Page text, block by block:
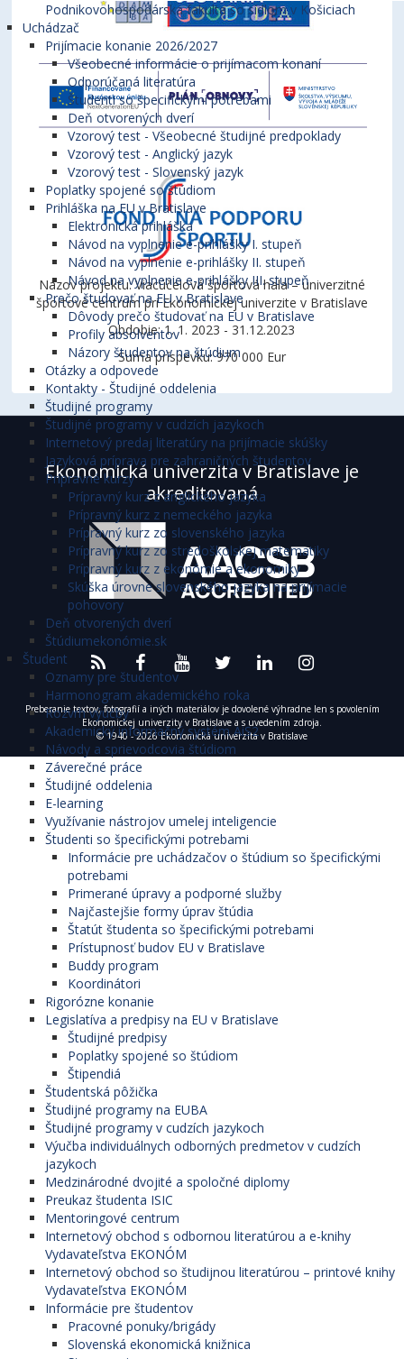
Podnikovohospodárska fakulta so sídlom v Košiciach
Uchádzač
Prijímacie konanie 2026/2027
Všeobecné informácie o prijímacom konaní
Odporúčaná literatúra
Študenti so špecifickými potrebami
Deň otvorených dverí
Vzorový test - Všeobecné študijné predpoklady
Vzorový test - Anglický jazyk
Vzorový test - Slovenský jazyk
Poplatky spojené so štúdiom
Prihláška na EU v Bratislave
Elektronická prihláška
Návod na vyplnenie e-prihlášky I. stupeň
Návod na vyplnenie e-prihlášky II. stupeň
Návod na vyplnenie e-prihlášky III. stupeň
Prečo študovať na EU v Bratislave
Dôvody prečo študovať na EU v Bratislave
Profily absolventov
Názory študentov na štúdium
Otázky a odpovede
Kontakty - Študijné oddelenia
Študijné programy
Študijné programy v cudzích jazykoch
Internetový predaj literatúry na prijímacie skúšky
Jazyková príprava pre zahraničných študentov
Prípravné kurzy
Prípravný kurz z anglického jazyka
Prípravný kurz z nemeckého jazyka
Prípravný kurz zo slovenského jazyka
Prípravný kurz zo stredoškolskej matematiky
Prípravný kurz z ekonómie a ekonomiky
Skúška úrovne slovenského jazyka na prijímacie
pohovory
Deň otvorených dverí
Štúdiumekonómie.sk
Študent
Oznamy pre študentov
Harmonogram akademického roka
Rozvrh výučby
Akademický informačný systém AiS2
Návody a sprievodcovia štúdiom
Záverečné práce
Študijné oddelenia
E-learning
Využívanie nástrojov umelej inteligencie
Študenti so špecifickými potrebami
Informácie pre uchádzačov o štúdium so špecifickými
potrebami
Primerané úpravy a podporné služby
Najčastejšie formy úprav štúdia
Štatút študenta so špecifickými potrebami
Prístupnosť budov EU v Bratislave
Buddy program
Koordinátori
Rigorózne konanie
Legislatíva a predpisy na EU v Bratislave
Študijné predpisy
Poplatky spojené so štúdiom
Štipendiá
Študentská pôžička
Študijné programy na EUBA
Študijné programy v cudzích jazykoch
Výučba individuálnych odborných predmetov v cudzích
jazykoch
Medzinárodné dvojité a spoločné diplomy
Preukaz študenta ISIC
Mentoringové centrum
Internetový obchod s odbornou literatúrou a e-knihy
Vydavateľstva EKONÓM
Internetový obchod so študijnou literatúrou – printové knihy
Vydavateľstva EKONÓM
Informácie pre študentov
Pracovné ponuky/brigády
Slovenská ekonomická knižnica
Názov projektu: Viacúčelová športová hala – univerzitné
športové centrum pri Ekonomickej univerzite v Bratislave
Obdobie: 1. 1. 2023 - 31.12.2023
Suma príspevku: 970 000 Eur
Ekonomická univerzita v Bratislave je
akreditovaná
Preberanie textov, fotografií a iných materiálov je dovolené výhradne len s povolením
Ekonomickej univerzity v Bratislave a s uvedením zdroja.
© 1940 - 2026 Ekonomická univerzita v Bratislave